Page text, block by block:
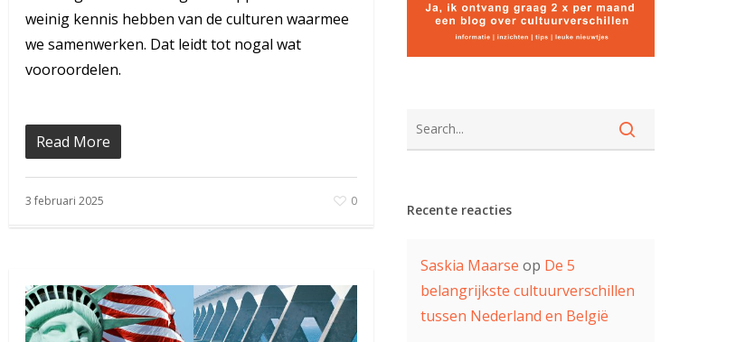
weinig kennis hebben van de culturen waarmee
we samenwerken. Dat leidt tot nogal wat
vooroordelen.
Read More
3 februari 2025 0
Recente reacties
Saskia Maarse op De 5
belangrijkste cultuurverschillen
tussen Nederland en België